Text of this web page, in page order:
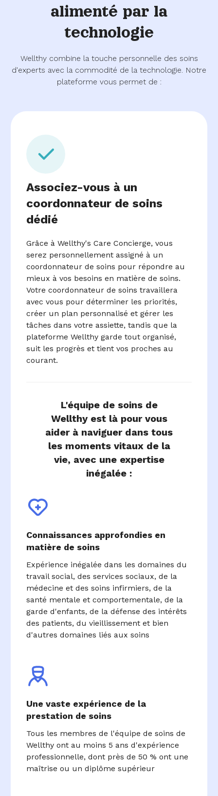
alimenté par la
technologie
Wellthy combine la touche personnelle des soins
d'experts avec la commodité de la technologie. Notre
plateforme vous permet de :
Associez-vous à un
coordonnateur de soins
dédié
Grâce à Wellthy's Care Concierge, vous
serez personnellement assigné à un
coordonnateur de soins pour répondre au
mieux à vos besoins en matière de soins.
Votre coordonnateur de soins travaillera
avec vous pour déterminer les priorités,
créer un plan personnalisé et gérer les
tâches dans votre assiette, tandis que la
plateforme Wellthy garde tout organisé,
suit les progrès et tient vos proches au
courant.
L'équipe de soins de
Wellthy est là pour vous
aider à naviguer dans tous
les moments vitaux de la
vie, avec une expertise
inégalée :
Connaissances approfondies en
matière de soins
Expérience inégalée dans les domaines du
travail social, des services sociaux, de la
médecine et des soins infirmiers, de la
santé mentale et comportementale, de la
garde d'enfants, de la défense des intérêts
des patients, du vieillissement et bien
d'autres domaines liés aux soins
Une vaste expérience de la
prestation de soins
Tous les membres de l'équipe de soins de
Wellthy ont au moins 5 ans d'expérience
professionnelle, dont près de 50 % ont une
maîtrise ou un diplôme supérieur